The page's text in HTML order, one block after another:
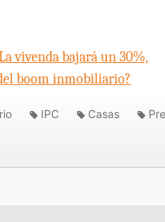
vivenda bajará un 30%,
boom inmobiliario?
IPC Casas